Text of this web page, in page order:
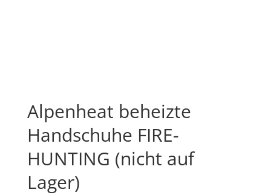
Alpenheat beheizte
Handschuhe FIRE-
HUNTING (nicht auf
Lager)